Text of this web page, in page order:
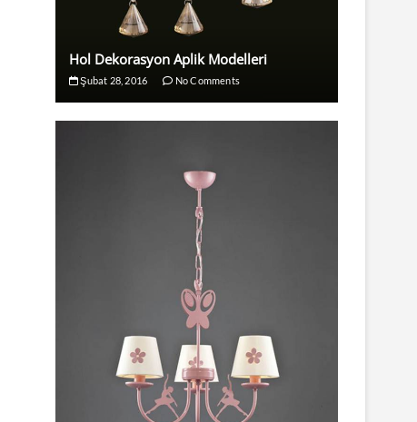
Hol Dekorasyon Aplik Modelleri
Şubat 28, 2016 No Comments